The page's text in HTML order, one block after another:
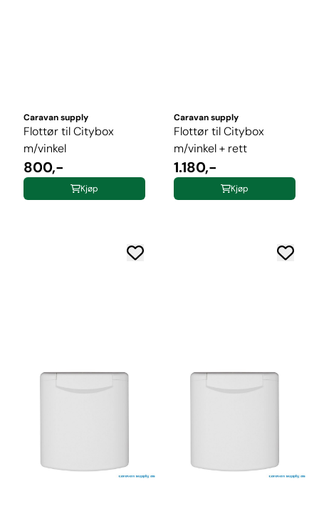
Caravan supply
Flottør til Citybox
m/vinkel
800,-
Kjøp
Caravan supply
Flottør til Citybox
m/vinkel + rett
1.180,-
Kjøp